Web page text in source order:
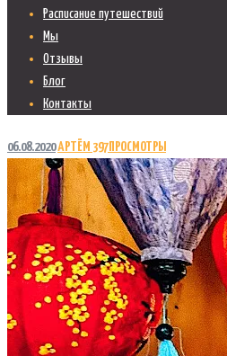
Расписание путешествий
Мы
Отзывы
Блог
Контакты
06.08.2020АРТЁМ 397 ПРОСМОТРЫ